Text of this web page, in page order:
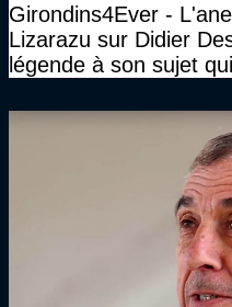
Girondins4Ever -
Lizarazu sur Didier
légende à son sujet